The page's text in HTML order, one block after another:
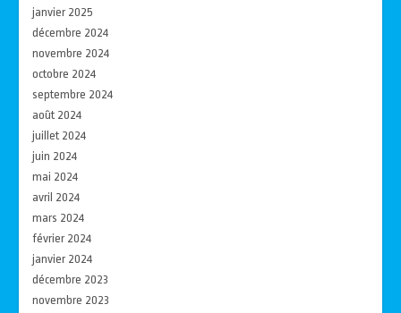
janvier 2025
décembre 2024
novembre 2024
octobre 2024
septembre 2024
août 2024
juillet 2024
juin 2024
mai 2024
avril 2024
mars 2024
février 2024
janvier 2024
décembre 2023
novembre 2023